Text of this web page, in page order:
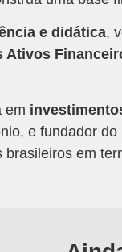
e didática,
Ativos
em
e fundador do
em